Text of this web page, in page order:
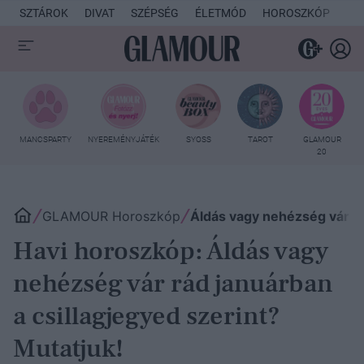
SZTÁROK DIVAT SZÉPSÉG ÉLETMÓD HOROSZKÓP
MANCSPARTY NYEREMÉNYJÁTÉK SYOSS TAROT
GLAMOUR
20
GLAMOUR Horoszkóp Áldás vagy nehézség vár
Havi horoszkóp: Áldás vagy
nehézség vár rád januárban
a csillagjegyed szerint?
Mutatjuk!